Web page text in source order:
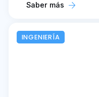
Saber más
INGENIERÍA